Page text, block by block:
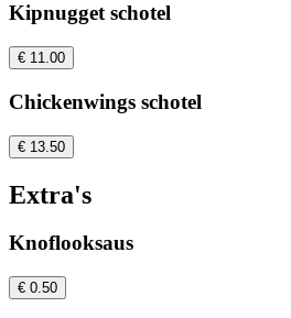
Kipnugget schotel
€ 11.00
Chickenwings schotel
€ 13.50
Extra's
Knoflooksaus
€ 0.50